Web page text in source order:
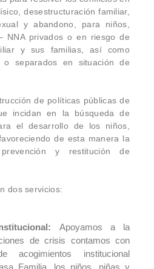
desestructuración familiar,
y abandono, para niños,
NNA privados o en riesgo de
y sus familias, así como
separados en situación de
de políticas públicas de
incidan en la búsqueda de
el desarrollo de los niños,
de esta manera la
y restitución de
dos servicios:
Apoyamos a la
de crisis contamos con
institucional
Familia, los niños, niñas y